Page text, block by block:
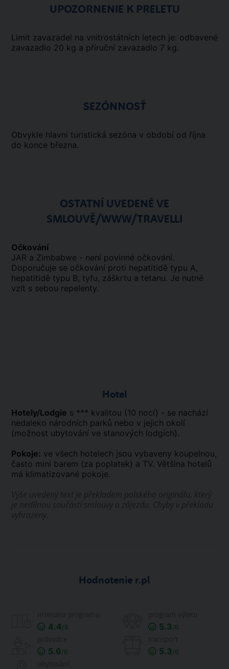
UPOZORNENIE K PRELETU
Limit zavazadel na vnitrostátních letech je: odbavené
zavazadlo 20 kg a příruční zavazadlo 7 kg.
SEZÓNNOSŤ
Obvykle hlavní turistická sezóna v období od října
do konce března.
OSTATNÍ UVEDENÉ VE
SMLOUVĚ/WWW/TRAVELLI
Očkování
JAR a Zimbabwe - není povinné očkování.
Doporučuje se očkování proti hepatitidě typu A,
hepatitidě typu B, tyfu, záškrtu a tetanu. Je nutné
vzít s sebou repelenty.
Hotel
Hotely/Lodgie s *** kvalitou (10 nocí) - se nachází
nedaleko národních parků nebo v jejich okolí
(možnost ubytování ve stanových lodgích).
Pokoje: ve všech hotelech jsou vybaveny koupelnou,
často mini barem (za poplatek) a TV. Většina hotelů
má klimatizované pokoje.
Hodnotenie r.pl
4.4/6 5.3/6
5.6/6 5.3/6